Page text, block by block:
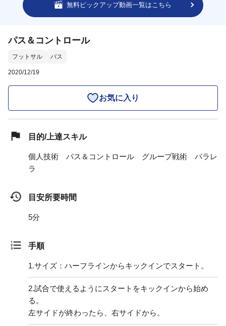
無料ピックアップ動画一覧はこちら
パス＆コントロール
フットサル パス
2020/12/19
お気に入り
目的/上達スキル
個人技術 パス＆コントロール グループ戦術 パラレ
ラ
目安所要時間
5分
手順
1.サイズ：ハーフラインからキックインでスタート。
2.試合で使えるようにスタートをキックインから始め
る。
左サイドが終わったら、右サイドから。